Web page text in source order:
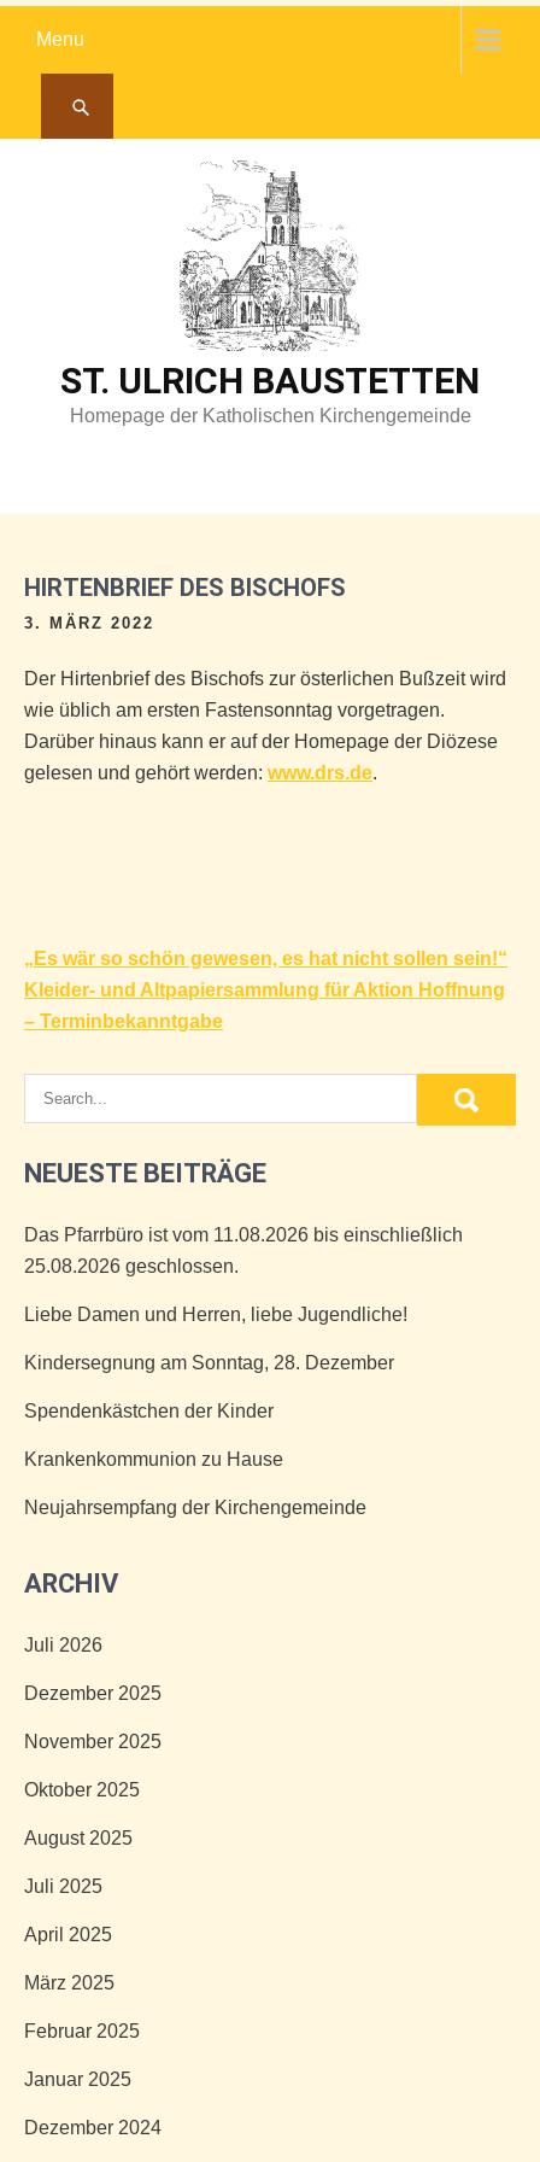
Menu
ST. ULRICH BAUSTETTEN
Homepage der Katholischen Kirchengemeinde
HIRTENBRIEF DES BISCHOFS
3. MÄRZ 2022
Der Hirtenbrief des Bischofs zur österlichen Bußzeit wird
wie üblich am ersten Fastensonntag vorgetragen.
Darüber hinaus kann er auf der Homepage der Diözese
gelesen und gehört werden: www.drs.de.
Beitragsnavigation
„Es wär so schön gewesen, es hat nicht sollen sein!“
Kleider- und Altpapiersammlung für Aktion Hoffnung
– Terminbekanntgabe
NEUESTE BEITRÄGE
Das Pfarrbüro ist vom 11.08.2026 bis einschließlich
25.08.2026 geschlossen.
Liebe Damen und Herren, liebe Jugendliche!
Kindersegnung am Sonntag, 28. Dezember
Spendenkästchen der Kinder
Krankenkommunion zu Hause
Neujahrsempfang der Kirchengemeinde
ARCHIV
Juli 2026
Dezember 2025
November 2025
Oktober 2025
August 2025
Juli 2025
April 2025
März 2025
Februar 2025
Januar 2025
Dezember 2024